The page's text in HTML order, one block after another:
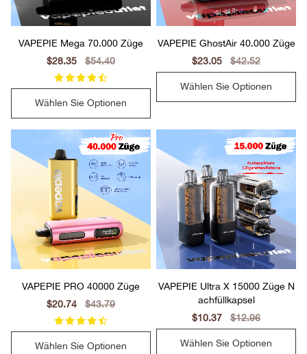
VAPEPIE Mega 70.000 Züge
Sale
price
$28.35
Regular
price
$54.40
Wählen Sie Optionen
VAPEPIE GhostAir 40.000 Züge
Sale
price
$23.05
Regular
price
$42.52
Wählen Sie Optionen
VAPEPIE PRO 40000 Züge
Sale
price
$20.74
Regular
price
$43.79
Wählen Sie Optionen
VAPEPIE Ultra X 15000 Züge N
achfüllkapsel
Sale
price
$10.37
Regular
price
$12.96
Wählen Sie Optionen